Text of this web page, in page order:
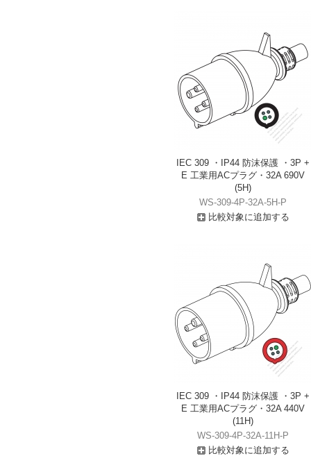
IEC 309 ・IP44 防沫保護 ・3P +
E 工業用ACプラグ・32A 690V
(5H)
WS-309-4P-32A-5H-P
比較対象に追加する
IEC 309 ・IP44 防沫保護 ・3P +
E 工業用ACプラグ・32A 440V
(11H)
WS-309-4P-32A-11H-P
比較対象に追加する